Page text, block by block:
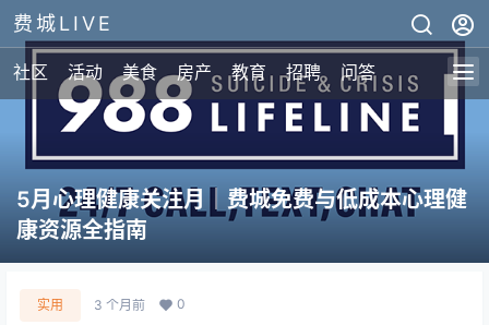
费城LIVE
社区 活动 美食 房产 教育 招聘 问答
5月心理健康关注月｜费城免费与低成本心理健
康资源全指南
实用 3 个月前 0